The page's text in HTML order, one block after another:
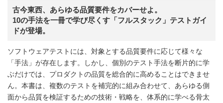
古今東西、あらゆる品質要件をカバーせよ。
10の手法を一冊で学び尽くす「フルスタック」テストガイ
ドが登場。
ソフトウェアテストには、対象とする品質要件に応じて様々な
「手法」が存在します。しかし、個別のテスト手法を断片的に学
ぶだけでは、プロダクトの品質を総合的に高めることはできませ
ん。本書は、複数のテストを補完的に組み合わせて、あらゆる側
面から品質を検証するための技術・戦略を、体系的に学べる骨太